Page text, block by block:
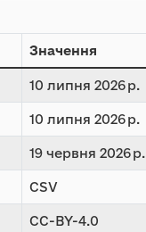
Значення
10 липня 2026 р.
10 липня 2026 р.
19 червня 2026 р.
CSV
CC-BY-4.0